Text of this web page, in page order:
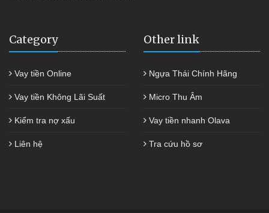
Category
Vay tiền Online
Vay tiền Không Lãi Suất
Kiểm tra nợ xấu
Liên hệ
Other link
Ngựa Thái Chính Hãng
Micro Thu Âm
Vay tiền nhanh Olava
Tra cứu hồ sơ